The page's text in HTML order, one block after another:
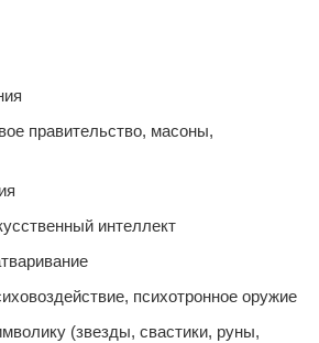
правительство, масоны,
интеллект
психотронное оружие
(звезды, свастики, руны,